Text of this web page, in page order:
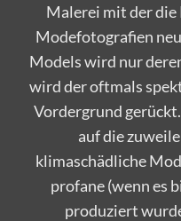
Malerei mit der
Modefotografien
Models wird nur
wird der oftmals
Vordergrund
auf die
klimaschädliche
profane (wenn es
produziert